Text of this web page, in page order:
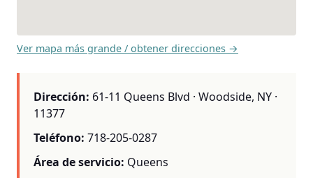
Ver mapa más grande / obtener direcciones →
Dirección: 61-11 Queens Blvd · Woodside, NY ·
11377
Teléfono: 718-205-0287
Área de servicio: Queens